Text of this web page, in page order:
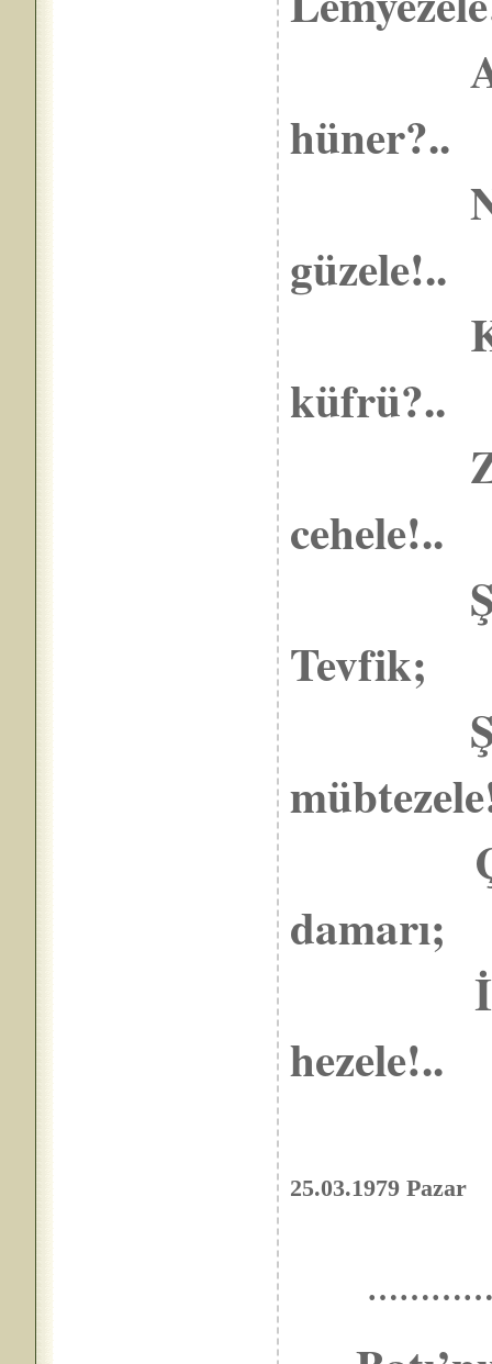
Ana-
hüner?..
Ne
güzele!..
Kim
küfrü?..
Zevk
cehele!..
Şâir
Tevfik;
damarı;
hezele!..
25.03.1979 Pazar